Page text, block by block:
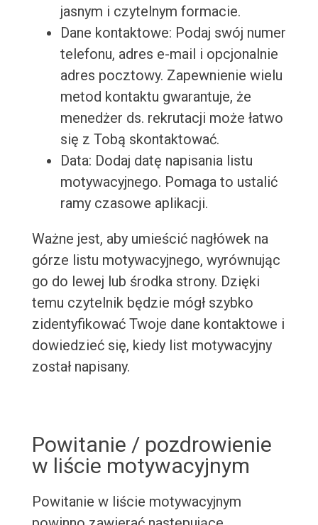
jasnym i czytelnym formacie.
Dane kontaktowe: Podaj swój numer
telefonu, adres e-mail i opcjonalnie
adres pocztowy. Zapewnienie wielu
metod kontaktu gwarantuje, że
menedżer ds. rekrutacji może łatwo
się z Tobą skontaktować.
Data: Dodaj datę napisania listu
motywacyjnego. Pomaga to ustalić
ramy czasowe aplikacji.
Ważne jest, aby umieścić nagłówek na
górze listu motywacyjnego, wyrównując
go do lewej lub środka strony. Dzięki
temu czytelnik będzie mógł szybko
zidentyfikować Twoje dane kontaktowe i
dowiedzieć się, kiedy list motywacyjny
został napisany.
Powitanie / pozdrowienie
w liście motywacyjnym
Powitanie w liście motywacyjnym